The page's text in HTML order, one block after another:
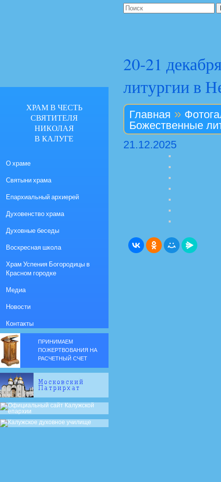
20-21
литургии в
Главная »
Божественные
21.12.2025
ХРАМ В ЧЕСТЬ
СВЯТИТЕЛЯ
НИКОЛАЯ
В КАЛУГЕ
О храме
Святыни храма
Епархиальный архиерей
Духовенство храма
Духовные беседы
Воскресная школа
Храм Успения Богородицы в
Красном городке
Медиа
Новости
Контакты
ПРИНИМАЕМ
ПОЖЕРТВОВАНИЯ НА
РАСЧЕТНЫЙ СЧЕТ